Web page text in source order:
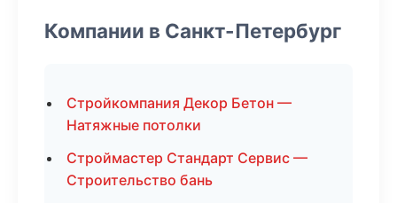
Компании в Санкт-Петербург
Стройкомпания Декор Бетон —
Натяжные потолки
Строймастер Стандарт Сервис —
Строительство бань